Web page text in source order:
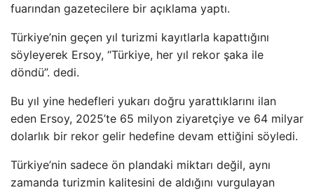
fuarından gazetecilere bir açıklama yaptı.
Türkiye’nin geçen yıl turizmi kayıtlarla kapattığını
söyleyerek Ersoy, “Türkiye, her yıl rekor şaka ile
döndü”. dedi.
Bu yıl yine hedefleri yukarı doğru yarattıklarını ilan
eden Ersoy, 2025’te 65 milyon ziyaretçiye ve 64 milyar
dolarlık bir rekor gelir hedefine devam ettiğini söyledi.
Türkiye’nin sadece ön plandaki miktarı değil, aynı
zamanda turizmin kalitesini de aldığını vurgulayan